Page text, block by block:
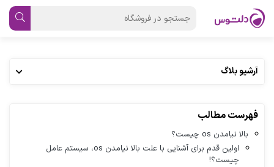
آرشیو بلاگ
فهرست مطالب
بالا نیامدن os چیست؟
اولین قدم‌ برای آشنایی با علت بالا نیامدن os، سیستم عامل
چیست؟!